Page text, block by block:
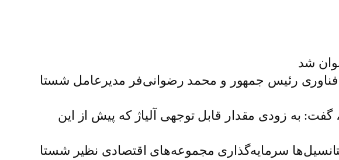
شد
رئیس جمهور و محمد رضوانی‌فر مدیرعامل شستا
به زودی مقدار قابل توجهی آلیاژ که پیش از این
سرمایه‌گذاری مجموعه‌های اقتصادی نظیر شستا